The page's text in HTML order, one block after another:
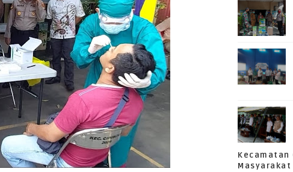
Kecamatan
Masyarakat